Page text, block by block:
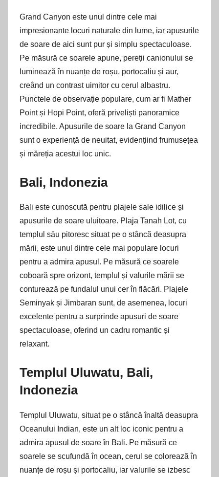
Grand Canyon este unul dintre cele mai
impresionante locuri naturale din lume, iar apusurile
de soare de aici sunt pur și simplu spectaculoase.
Pe măsură ce soarele apune, pereții canionului se
luminează în nuanțe de roșu, portocaliu și aur,
creând un contrast uimitor cu cerul albastru.
Punctele de observație populare, cum ar fi Mather
Point și Hopi Point, oferă priveliști panoramice
incredibile. Apusurile de soare la Grand Canyon
sunt o experiență de neuitat, evidențiind frumusețea
și măreția acestui loc unic.
Bali, Indonezia
Bali este cunoscută pentru plajele sale idilice și
apusurile de soare uluitoare. Plaja Tanah Lot, cu
templul său pitoresc situat pe o stâncă deasupra
mării, este unul dintre cele mai populare locuri
pentru a admira apusul. Pe măsură ce soarele
coboară spre orizont, templul și valurile mării se
conturează pe fundalul unui cer în flăcări. Plajele
Seminyak și Jimbaran sunt, de asemenea, locuri
excelente pentru a surprinde apusuri de soare
spectaculoase, oferind un cadru romantic și
relaxant.
Templul Uluwatu, Bali,
Indonezia
Templul Uluwatu, situat pe o stâncă înaltă deasupra
Oceanului Indian, este un alt loc iconic pentru a
admira apusul de soare în Bali. Pe măsură ce
soarele se scufundă în ocean, cerul se colorează în
nuanțe de roșu și portocaliu, iar valurile se izbesc